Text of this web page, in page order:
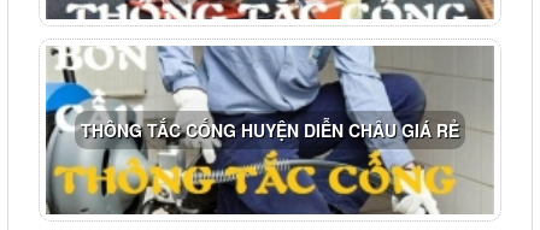
THÔNG TẮC CỐNG HUYỆN DIỄN CHÂU GIÁ RẺ